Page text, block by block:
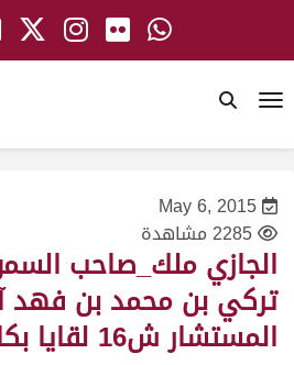
May 6, 2015
2285 مشاهدة
الجازي ملك_صاحب
تركي بن محمد بن
المستشار ش16 لقايا بكار مفتوح_1